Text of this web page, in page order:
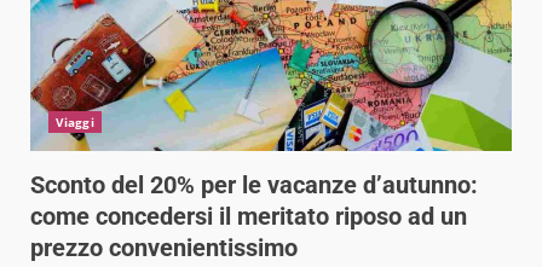
Viaggi
Sconto del 20% per le vacanze d’autunno:
come concedersi il meritato riposo ad un
prezzo convenientissimo